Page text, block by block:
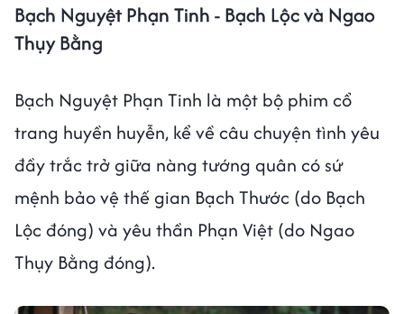
Bạch Nguyệt Phạn Tinh - Bạch Lộc và Ngao
Thụy Bằng
Bạch Nguyệt Phạn Tinh là một bộ phim cổ
trang huyền huyễn, kể về câu chuyện tình yêu
đầy trắc trở giữa nàng tướng quân có sứ
mệnh bảo vệ thế gian Bạch Thước (do Bạch
Lộc đóng) và yêu thần Phạn Việt (do Ngao
Thụy Bằng đóng).